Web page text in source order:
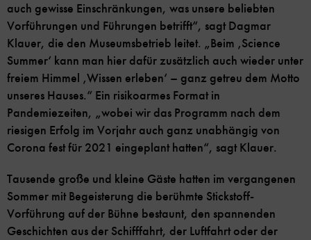
auch gewisse Einschränkungen, was unsere beliebten
Vorführungen und Führungen betrifft“, sagt Dagmar
Klauer, die den Museumsbetrieb leitet. „Beim ‚Science
Summer‘ kann man hier dafür zusätzlich auch wieder unter
freiem Himmel ‚Wissen erleben‘ – ganz getreu dem Motto
unseres Hauses.“ Ein risikoarmes Format in
Pandemiezeiten, „wobei wir das Programm nach dem
riesigen Erfolg im Vorjahr auch ganz unabhängig von
Corona fest für 2021 eingeplant hatten“, sagt Klauer.
Tausende große und kleine Gäste hatten im vergangenen
Sommer mit Begeisterung die berühmte Stickstoff-
Vorführung auf der Bühne bestaunt, den spannenden
Geschichten aus der Schifffahrt, der Luftfahrt oder der